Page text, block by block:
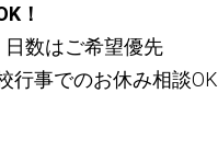
！
数はご希望優先
行事でのお休み相談OK